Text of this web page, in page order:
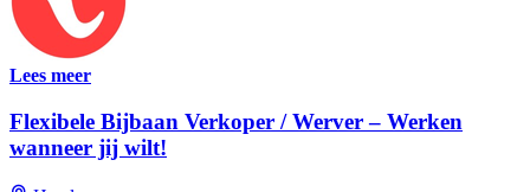
Lees meer
Flexibele Bijbaan Verkoper / Werver – Werken
wanneer jij wilt!